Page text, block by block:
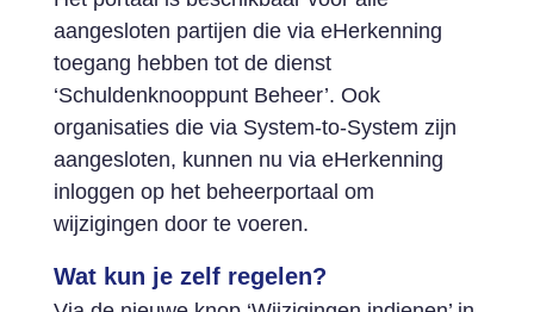
aangesloten partijen die via eHerkenning
toegang hebben tot de dienst
‘Schuldenknooppunt Beheer’. Ook
organisaties die via System-to-System zijn
aangesloten, kunnen nu via eHerkenning
inloggen op het beheerportaal om
wijzigingen door te voeren.
Wat kun je zelf regelen?